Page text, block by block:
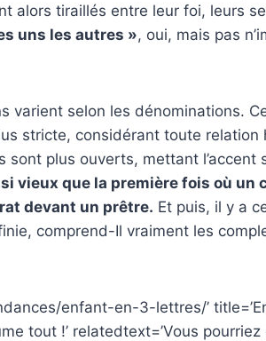
alors tiraillés entre leur foi, leurs
uns les autres », oui, mais pas
varient selon les dénominations.
stricte, considérant toute relation
sont plus ouverts, mettant l’accent
vieux que la première fois où un
devant un prêtre. Et puis, il y a
comprend-Il vraiment les
enfant-en-3-lettres/’
tout !’ relatedtext=’Vous